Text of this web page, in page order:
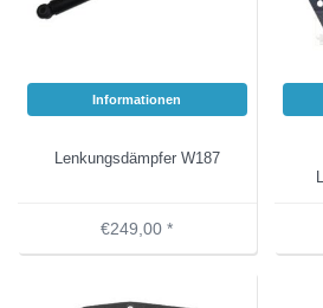
Informationen
Lenkungsdämpfer W187
€249,00 *